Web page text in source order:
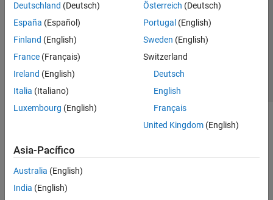
Deutschland (Deutsch)
España (Español)
Finland (English)
France (Français)
Ireland (English)
Italia (Italiano)
Luxembourg (English)
Österreich (Deutsch)
Portugal (English)
Sweden (English)
Switzerland
Deutsch
English
Français
United Kingdom(English)
Asia-Pacífico
Australia (English)
India (English)
Información de contacto
© 1994-2026 The MathWorks, Inc.
Seleccione un país/